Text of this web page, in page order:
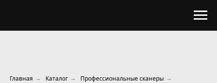
Главная → Каталог → Профессиональные сканеры →